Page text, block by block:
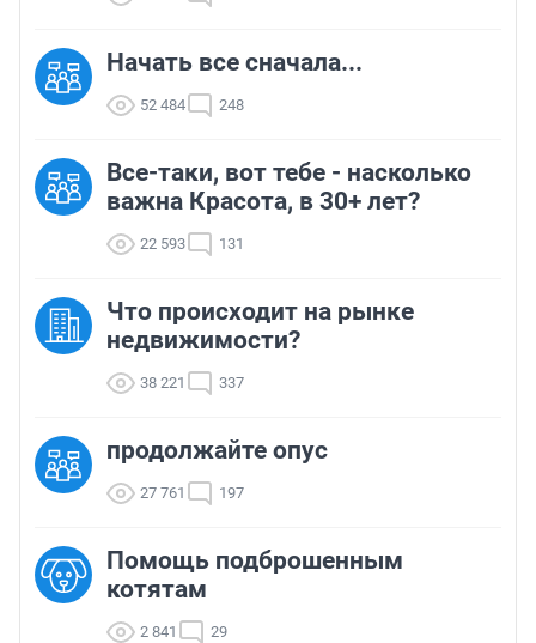
Начать все сначала...
52 484 248
Все-таки, вот тебе - насколько
важна Красота, в 30+ лет?
22 593 131
Что происходит на рынке
недвижимости?
38 221 337
продолжайте опус
27 761 197
Помощь подброшенным
котятам
2 841 29